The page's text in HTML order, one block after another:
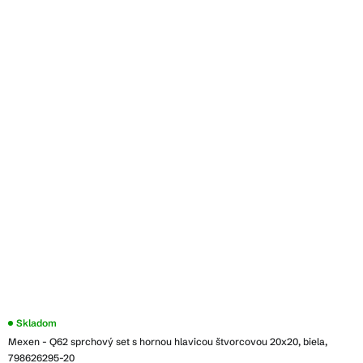
Mexen - Q62 sprchový set s hornou hlavicou štvorcovou 20x20, biela,
798626295-20
Skladom